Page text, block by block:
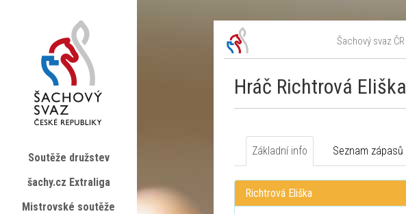
Šachový svaz ČR
Hráč Richtrová Eliška
Základní info Seznam zápasů
Richtrová Eliška
Soutěže družstev
šachy.cz Extraliga
Mistrovské soutěže